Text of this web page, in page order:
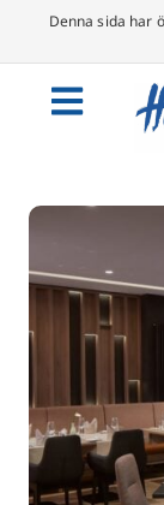
Denna sida har